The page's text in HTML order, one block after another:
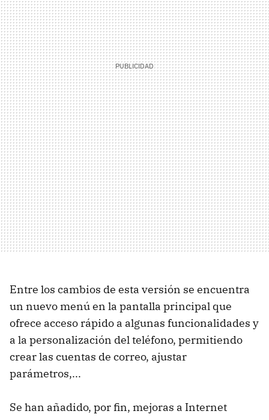
Entre los cambios de esta versión se encuentra
un nuevo menú en la pantalla principal que
ofrece acceso rápido a algunas funcionalidades y
a la personalización del teléfono, permitiendo
crear las cuentas de correo, ajustar
parámetros,...
Se han añadido, por fin, mejoras a Internet